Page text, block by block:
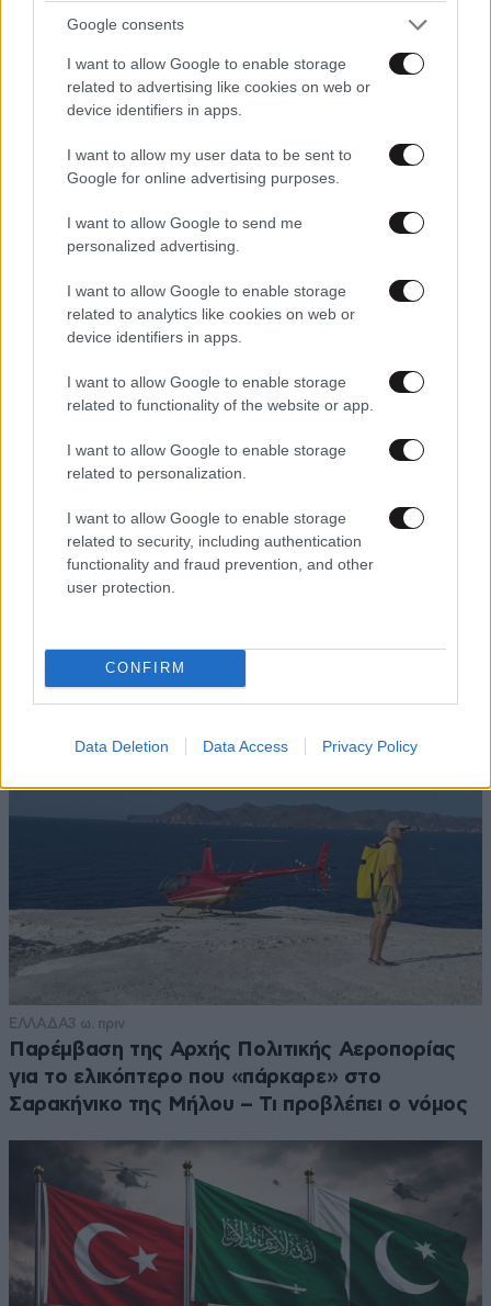
Google consents
I want to allow Google to enable storage
related to advertising like cookies on web or
device identifiers in apps.
I want to allow my user data to be sent to
Google for online advertising purposes.
I want to allow Google to send me
personalized advertising.
I want to allow Google to enable storage
related to analytics like cookies on web or
device identifiers in apps.
I want to allow Google to enable storage
related to functionality of the website or app.
I want to allow Google to enable storage
related to personalization.
I want to allow Google to enable storage
related to security, including authentication
functionality and fraud prevention, and other
user protection.
CONFIRM
Data Deletion Data Access Privacy Policy
ΚΟΣΜΟΣ09·08·2026 07:44
Η αυτοκρατορία του «Έντικ» και ο «μεγάλος»
που φέρεται να βρίσκεται πίσω του – Τι ορίζει ο
LIFESTYLE09·08·2026 10:52
Αμαλία Κωστοπούλου: Γαμήλιο ταξίδι με τον
ΕΛΛΑΔΑ3 ω. πριν
Παρέμβαση της Αρχής Πολιτικής Αεροπορίας
για το ελικόπτερο που «πάρκαρε» στο
Σαρακήνικο της Μήλου – Τι προβλέπει ο νόμος